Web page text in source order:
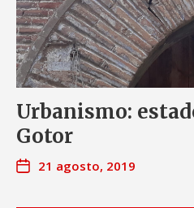
Urbanismo:
Gotor
21 agosto, 2019